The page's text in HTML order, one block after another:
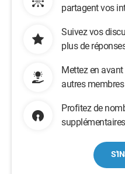
partagent vos
Suivez vos
plus de
Mettez en
autres membres
Profitez de